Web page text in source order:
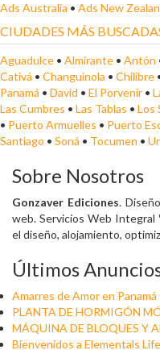
Ads Australia • Ads New
CIUDADES MÁS
Aguadulce • Almirante • Antón
Cativá • Changuinola • Chilibre
Panamá • David • El Porvenir •
Las Cumbres • Las Tablas • Los
• Puerto Armuelles • Puerto
Santiago • Soná • Tocumen •
Sobre Nosotros
Gonzaver Ediciones.
web. Servicios Web Integral
el diseño, alojamiento,
Últimos
Amarres de Amor en
PLANTA DE HORMIGÓN
MÁQUINA DE BLOQUES Y
Bienvenidos a Elementals Life